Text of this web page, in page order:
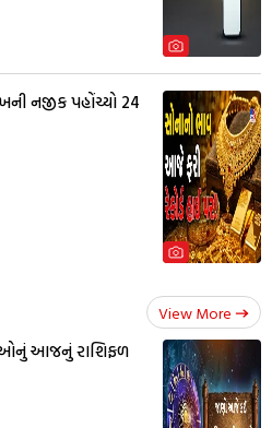
નજીક પહોંચ્યો 24
View More
આજનું રાશિફળ